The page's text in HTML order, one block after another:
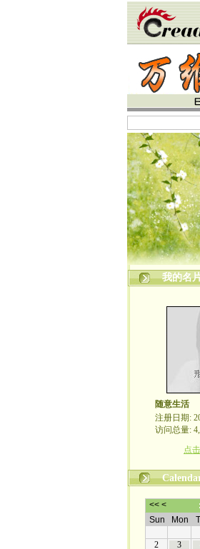
我的名
随意生活
注册日期:
访问总量:
点